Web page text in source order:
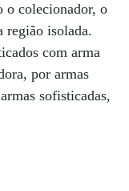
o colecionador, o
região isolada.
com arma
por armas
sofisticadas,